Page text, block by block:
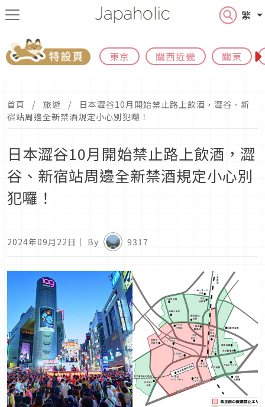
繁
東京 關西近畿 關東
首頁 旅遊
日本澀谷10月開始禁止路上飲酒，澀谷、新
宿站周邊全新禁酒規定小心別犯囉！
日本澀谷10月開始禁止路上飲酒，澀
谷、新宿站周邊全新禁酒規定小心別
犯囉！
2024年09月22日 ｜ By 9317